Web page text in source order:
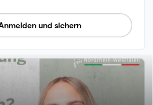
sozial oder hochschulpolitisch
bereit?
und sichern